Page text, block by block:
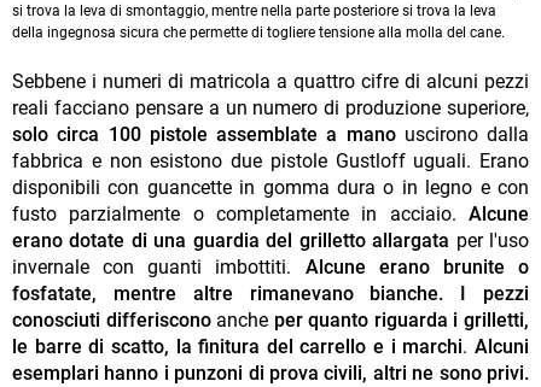
si trova la leva di smontaggio, mentre nella parte posteriore si trova la leva
della ingegnosa sicura che permette di togliere tensione alla molla del cane.
Sebbene i numeri di matricola a quattro cifre di alcuni pezzi
reali facciano pensare a un numero di produzione superiore,
solo circa 100 pistole assemblate a manouscirono dalla
fabbrica e non esistono due pistole Gustloff uguali. Erano
disponibili con guancette in gomma dura o in legno e con
fusto parzialmente o completamente in acciaio. Alcune
erano dotate di una guardia del grilletto allargata per l'uso
invernale con guanti imbottiti. Alcune erano brunite o
fosfatate, mentre altre rimanevano bianche.
I pezzi
conosciuti differisconoanche per quanto riguarda i grilletti,
le barre di scatto, la finitura del carrello e i marchi.Alcuni
esemplari hanno i punzoni di prova civili, altri ne sono privi.